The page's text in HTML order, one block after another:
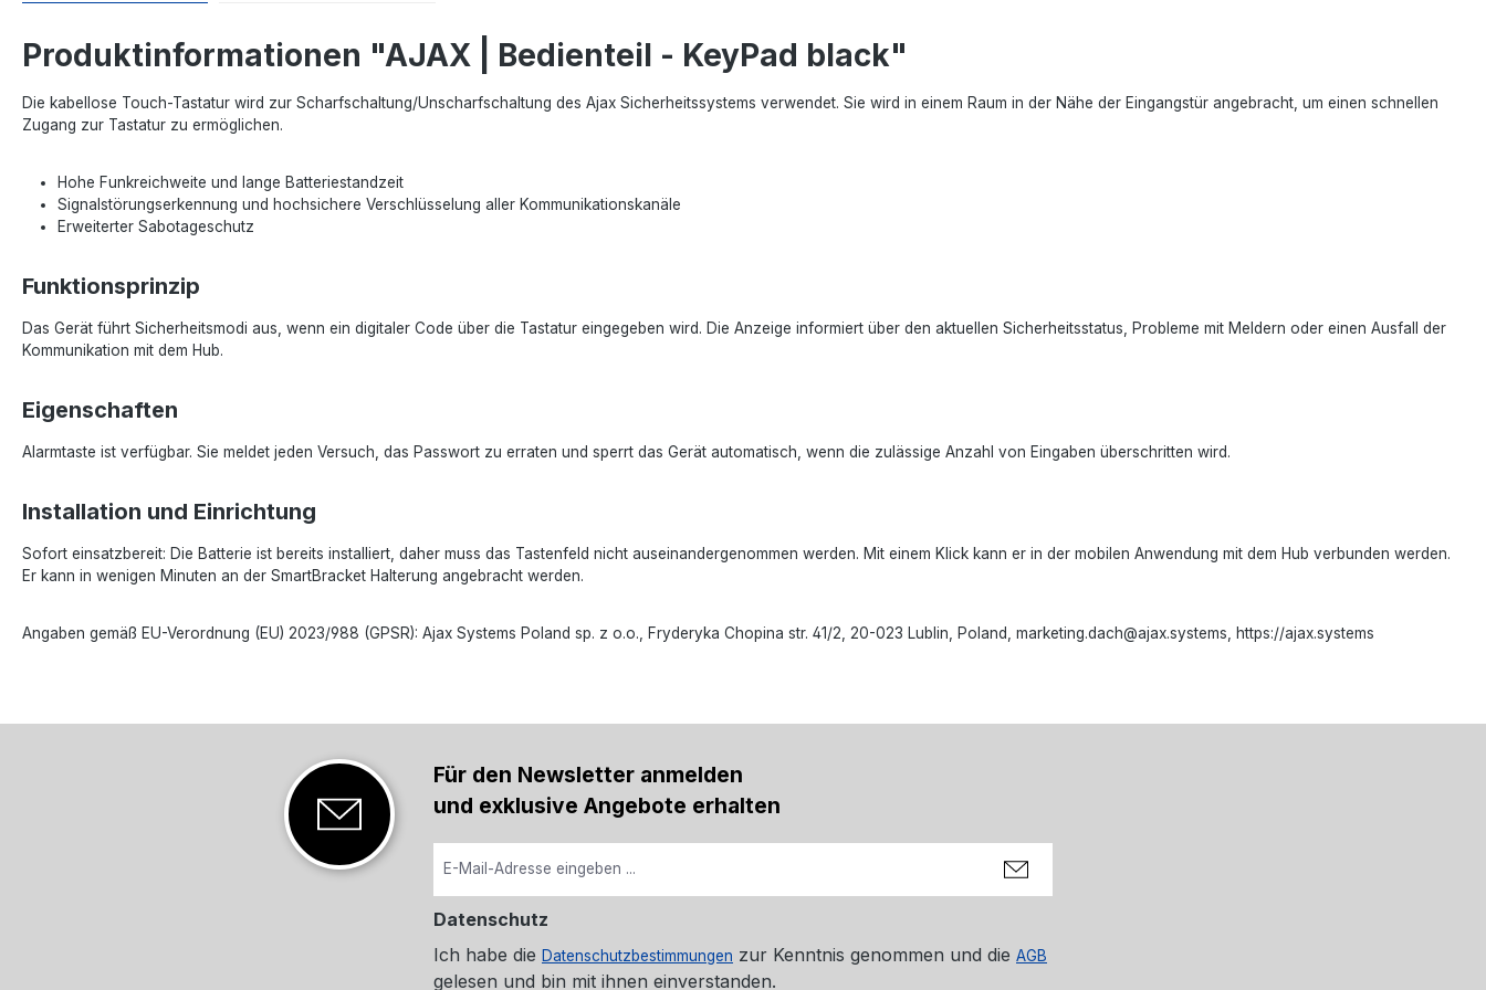
Produktinformationen "AJAX | Bedienteil - KeyPad black"
Die kabellose Touch-Tastatur wird zur Scharfschaltung/Unscharfschaltung des Ajax Sicherheitssystems verwendet. Sie wird in einem Raum in der Nähe der Eingangstür angebracht, um einen schnellen
Zugang zur Tastatur zu ermöglichen.
Hohe Funkreichweite und lange Batteriestandzeit
Signalstörungserkennung und hochsichere Verschlüsselung aller Kommunikationskanäle
Erweiterter Sabotageschutz
Funktionsprinzip
Das Gerät führt Sicherheitsmodi aus, wenn ein digitaler Code über die Tastatur eingegeben wird. Die Anzeige informiert über den aktuellen Sicherheitsstatus, Probleme mit Meldern oder einen Ausfall der
Kommunikation mit dem Hub.
Eigenschaften
Alarmtaste ist verfügbar. Sie meldet jeden Versuch, das Passwort zu erraten und sperrt das Gerät automatisch, wenn die zulässige Anzahl von Eingaben überschritten wird.
Installation und Einrichtung
Sofort einsatzbereit: Die Batterie ist bereits installiert, daher muss das Tastenfeld nicht auseinandergenommen werden. Mit einem Klick kann er in der mobilen Anwendung mit dem Hub verbunden werden.
Er kann in wenigen Minuten an der SmartBracket Halterung angebracht werden.
Angaben gemäß EU-Verordnung (EU) 2023/988 (GPSR): Ajax Systems Poland sp. z o.o., Fryderyka Chopina str. 41/2, 20-023 Lublin, Poland, marketing.dach@ajax.systems, https://ajax.systems
Für den Newsletter anmelden
und exklusive Angebote erhalten
Datenschutz
Ich habe die Datenschutzbestimmungen zur Kenntnis genommen und die AGB
gelesen und bin mit ihnen einverstanden.